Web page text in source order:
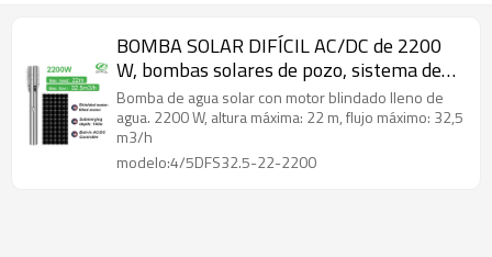
BOMBA SOLAR DIFÍCIL AC/DC de 2200
W, bombas solares de pozo, sistema de
bombeo de agua solar, bomba de agua
solar para agricultura
Bomba de agua solar con motor blindado lleno de
agua. 2200 W, altura máxima: 22 m, flujo máximo: 32,5
m3/h
modelo:4/5DFS32.5-22-2200